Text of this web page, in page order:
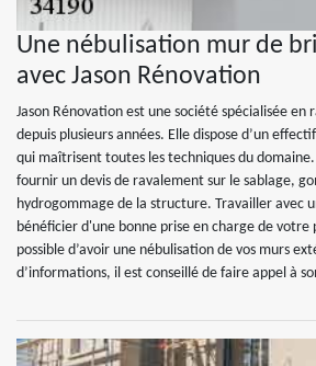
Une nébulisation mur de
avec Jason Rénovation
Jason Rénovation est une société spécialisée en
depuis plusieurs années. Elle dispose d’un
qui maîtrisent toutes les techniques du
fournir un devis de ravalement sur le sablage,
hydrogommage de la structure. Travailler avec
bénéficier d'une bonne prise en charge de
possible d’avoir une nébulisation de vos murs
d’informations, il est conseillé de faire appel à